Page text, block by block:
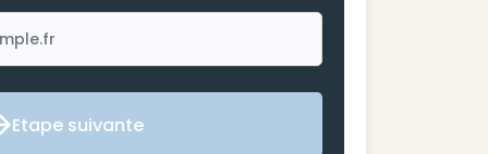
Etape suivante
Etape suivante